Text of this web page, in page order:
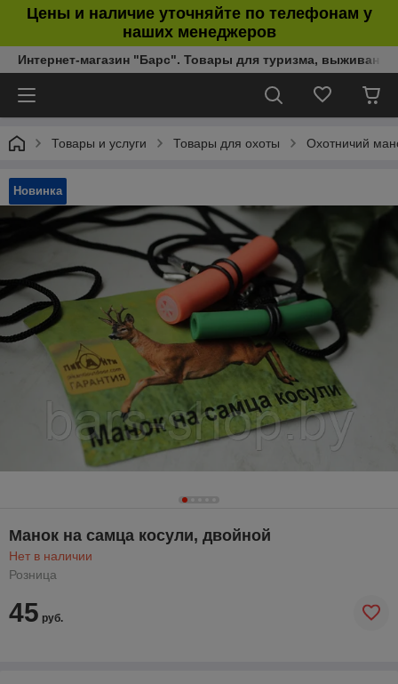
Цены и наличие уточняйте по телефонам у
наших менеджеров
Интернет-магазин "Барс". Товары для туризма,
Товары и услуги Товары для охоты Охотничий
Новинка
Манок на самца косули, двойной
Нет в наличии
Розница
45 руб.